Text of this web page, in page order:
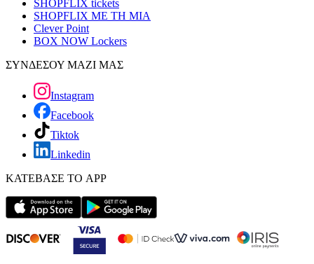
SHOPFLIX tickets
SHOPFLIX ΜΕ ΤΗ ΜΙΑ
Clever Point
BOX NOW Lockers
ΣΥΝΔΕΣΟΥ ΜΑΖΙ ΜΑΣ
Instagram
Facebook
Tiktok
Linkedin
ΚΑΤΕΒΑΣΕ ΤΟ APP